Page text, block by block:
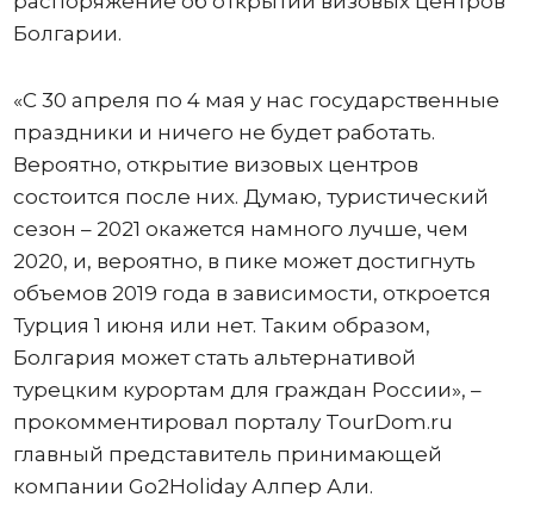
Болгарии.
«С 30 апреля по 4 мая у нас государственные
праздники и ничего не будет работать.
Вероятно, открытие визовых центров
состоится после них. Думаю, туристический
сезон – 2021 окажется намного лучше, чем
2020, и, вероятно, в пике может достигнуть
объемов 2019 года в зависимости, откроется
Турция 1 июня или нет. Таким образом,
Болгария может стать альтернативой
турецким курортам для граждан России», –
прокомментировал порталу TourDom.ru
главный представитель принимающей
компании Go2Holiday Алпер Али.